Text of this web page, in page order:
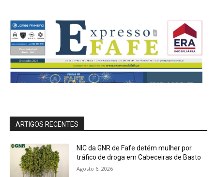
ARTIGOS RECENTES
NIC da GNR de Fafe detém mulher por
tráfico de droga em Cabeceiras de Basto
Agosto 6, 2026